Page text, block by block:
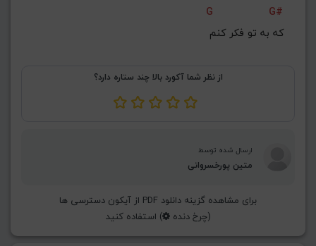
G
G#
که به تو فکر کنم
از نظر شما آکورد بالا چند ستاره دارد؟
ارسال شده توسط
متین پورخسروانی
برای مشاهده گزینه دانلود PDF از آیکون دسترسی ها
(چرخ دنده ) استفاده کنید